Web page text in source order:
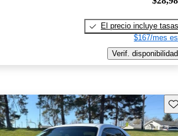
El precio incluye tasas
$167/mes
Verif. disponibilidad